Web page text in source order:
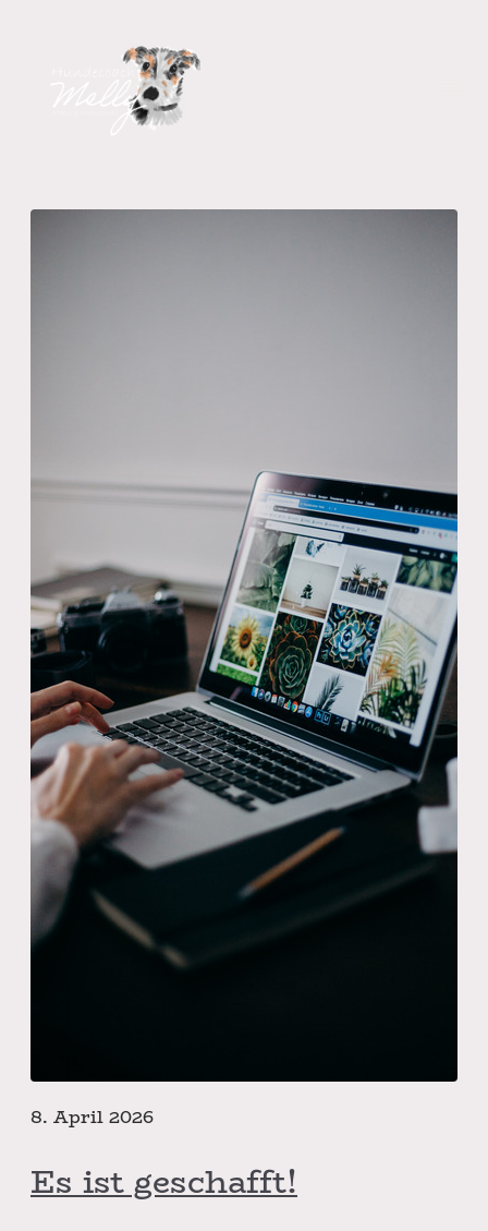
8. April 2026
Es ist geschafft!